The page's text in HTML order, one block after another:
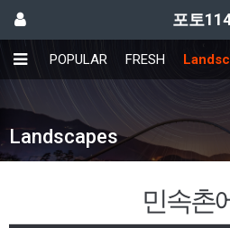
포토
POPULAR FRESH
Landscapes
민속촌